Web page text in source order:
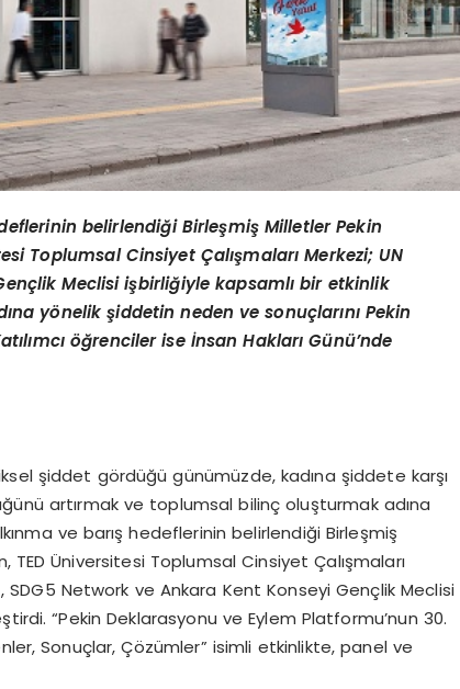
belirlendiği Birleşmiş Milletler Pekin
Toplumsal Cinsiyet Çalışmaları Merkezi; UN
Meclisi işbirliğiyle kapsamlı bir etkinlik
yönelik şiddetin neden ve sonuçlarını Pekin
öğrenciler ise İnsan Hakları Günü’nde
şiddet gördüğü günümüzde, kadına şiddete karşı
artırmak ve toplumsal bilinç oluşturmak adına
ve barış hedeflerinin belirlendiği Birleşmiş
TED Üniversitesi Toplumsal Cinsiyet Çalışmaları
Network ve Ankara Kent Konseyi Gençlik Meclisi
“Pekin Deklarasyonu ve Eylem Platformu’nun 30.
Sonuçlar, Çözümler” isimli etkinlikte, panel ve